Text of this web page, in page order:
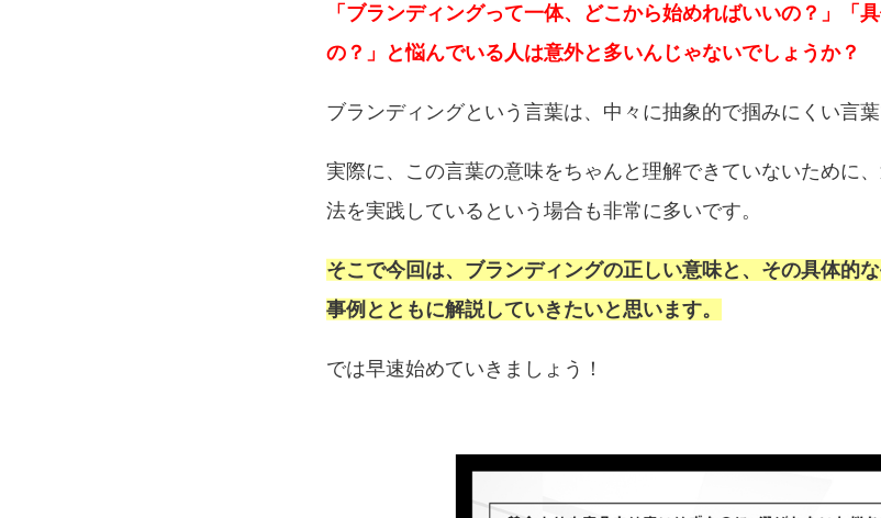
「ブランディングって一体、どこから始めればいいの？」「
の？」と悩んでいる人は意外と多いんじゃないでしょうか？
ブランディングという言葉は、中々に抽象的で掴みにくい言葉
実際に、この言葉の意味をちゃんと理解できていないために
法を実践しているという場合も非常に多いです。
そこで今回は、ブランディングの正しい意味と、その具体的
事例とともに解説していきたいと思います。
では早速始めていきましょう！